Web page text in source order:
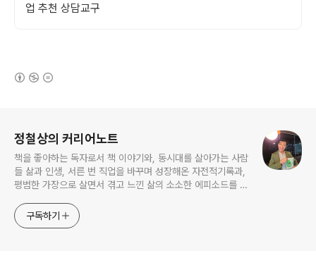
업 추천 상담교구
정철상의 커리어노트
책을 좋아하는 독자로서 책 이야기와, 동시대를 살아가는 사람
들 삶과 인생, 서른 번 직업을 바꾸며 성장해온 자전적기록과,
평범한 가장으로 살면서 겪고 느낀 삶의 소소한 에피소드를 전
고픈 커리어코치, 유튜브: 정교수의 인생수업
구독하기